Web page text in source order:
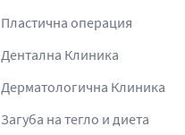
Пластична операция
Дентална Клиника
Дерматологична Клиника
Загуба на тегло и диета